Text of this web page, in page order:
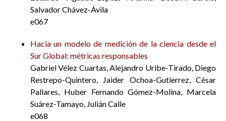
Salvador Chávez-Ávila
e067
Hacia un modelo de medición de la ciencia desde el
Sur Global: métricas responsables
Gabriel Vélez Cuartas, Alejandro Uribe-Tirado, Diego
Restrepo-Quintero, Jaider Ochoa-Gutierrez, César
Pallares, Huber Fernando Gómez-Molina, Marcela
Suárez-Tamayo, Julián Calle
e068